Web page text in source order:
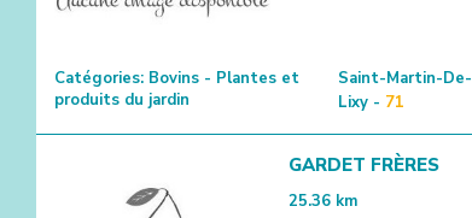
Catégories: Bovins - Plantes et
produits du jardin
Saint-Martin-De-
Lixy - 71
GARDET FRÈRES
25.36 km